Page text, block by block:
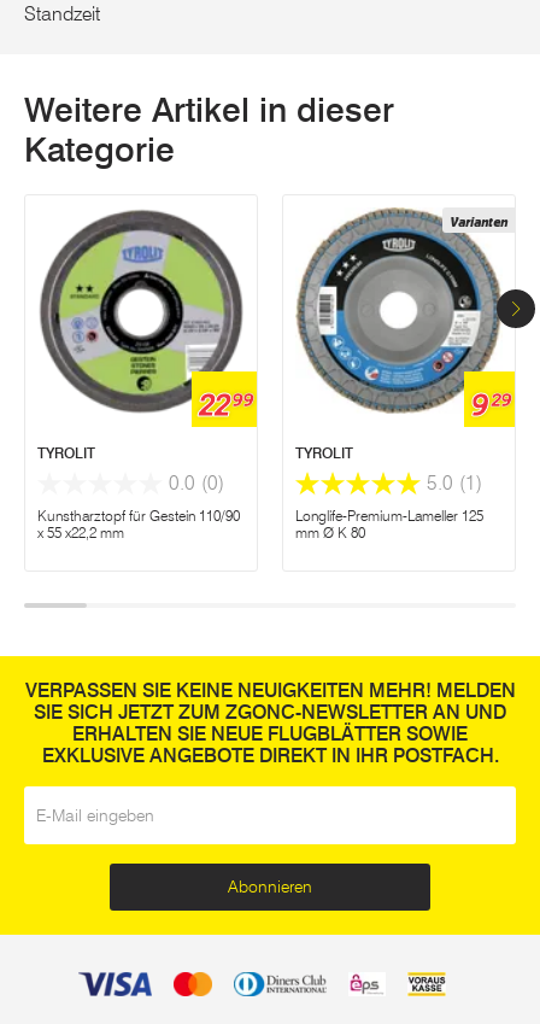
Standzeit
Weitere Artikel in dieser
Kategorie
2299
TYROLIT
0.0 (0)
Kunstharztopf für Gestein 110/90
x 55 x22,2 mm
Varianten
929
TYROLIT
5.0 (1)
Longlife-Premium-Lameller 125
mm Ø K 80
VERPASSEN SIE KEINE NEUIGKEITEN MEHR! MELDEN
SIE SICH JETZT ZUM ZGONC-NEWSLETTER AN UND
ERHALTEN SIE NEUE FLUGBLÄTTER SOWIE
EXKLUSIVE ANGEBOTE DIREKT IN IHR POSTFACH.
Abonnieren